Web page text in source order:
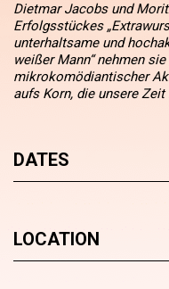
Dietmar Jacobs und
Erfolgsstückes
unterhaltsame und
weißer Mann“ nehmen
mikrokomödiantischer
aufs Korn, die unsere
DATES
LOCATION